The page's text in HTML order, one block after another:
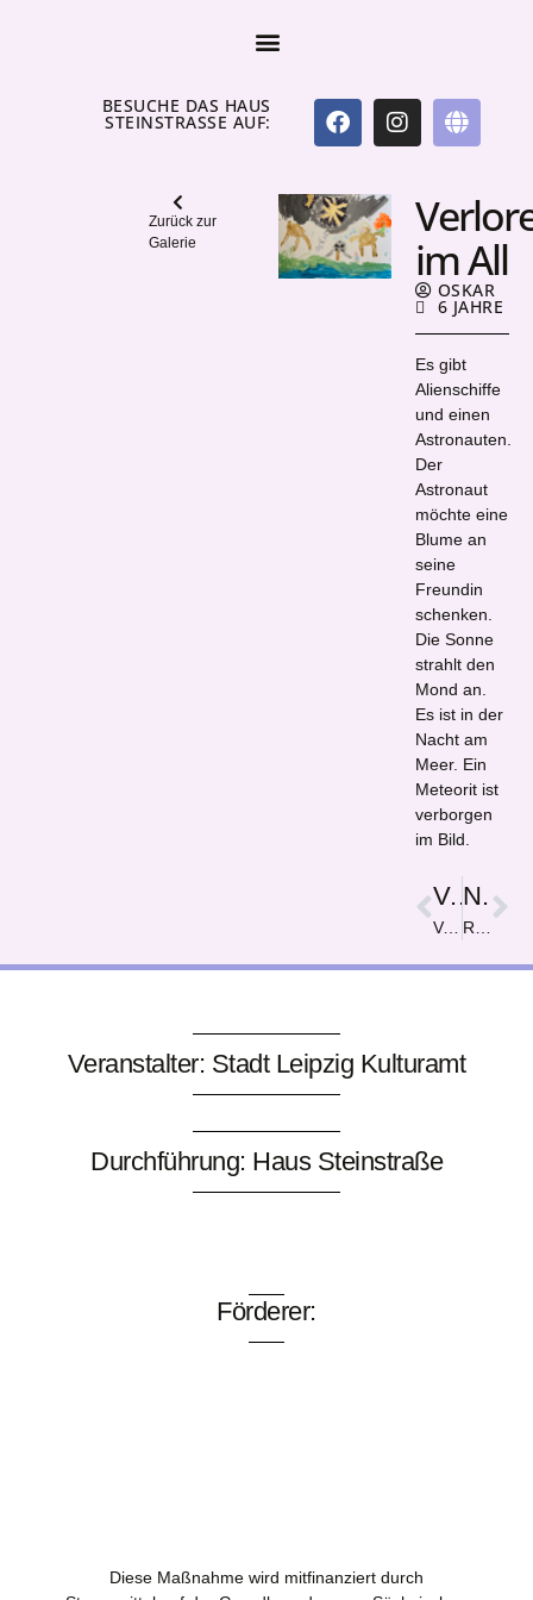
BESUCHE DAS HAUS
STEINSTRASSE AUF:
Zurück zur
Galerie
im All
OSKAR
6 JAHRE
Es gibt
Alienschiffe
und einen
Astronauten.
Der
Astronaut
möchte eine
Blume an
seine
Freundin
schenken.
Die Sonne
strahlt den
Mond an.
Es ist in der
Nacht am
Meer. Ein
Meteorit ist
verborgen
im Bild.
Vorige
Versteckt
Nächster
Rebellen und Lichtgestalten
Veranstalter: Stadt Leipzig Kulturamt
Durchführung: Haus Steinstraße
Förderer:
Diese Maßnahme wird mitfinanziert durch